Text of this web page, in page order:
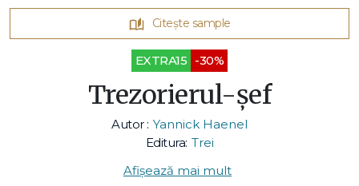
Citește sample
EXTRA15 -30%
Trezorierul-șef
Autor : Yannick Haenel
Editura: Trei
Afișează mai mult